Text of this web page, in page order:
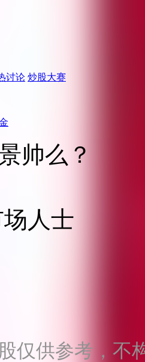
讨论 炒股大赛
帅么？
人士
仅供参考，不